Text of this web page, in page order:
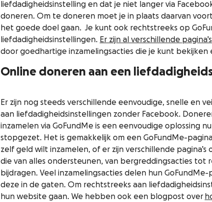
liefdadigheidsinstelling en dat je niet langer via
doneren. Om te doneren moet je in plaats daarvan
het goede doel gaan. Je kunt ook rechtstreeks op
liefdadigheidsinstellingen. Er zijn al verschillende
door goedhartige inzamelingsacties die je kunt bekijken
Online doneren aan een
Er zijn nog steeds verschillende eenvoudige, snelle en
aan liefdadigheidsinstellingen zonder Facebook.
inzamelen via GoFundMe is een eenvoudige oplossing
stopgezet. Het is gemakkelijk om een GoFundMe-
zelf geld wilt inzamelen, of er zijn verschillende
die van alles ondersteunen, van bergreddingsacties tot
bijdragen. Veel inzamelingsacties delen hun GoFundMe-
deze in de gaten. Om rechtstreeks aan
hun website gaan. We hebben ook een blogpost over